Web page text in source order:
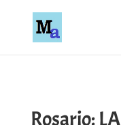
Rosario: LA